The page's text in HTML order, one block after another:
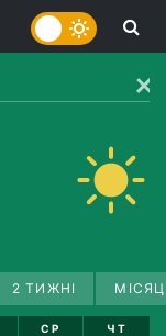
2 ТИЖНІ
СР
ЧТ